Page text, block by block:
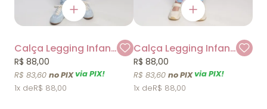
Calça Legging Infantil Azul Mylu
R$ 83,60 via PIX!
R$ 88,00
1x R$ 88,00
Calça Legging Infantil Floral Mylu
R$ 83,60 via PIX!
R$ 88,00
1x R$ 88,00